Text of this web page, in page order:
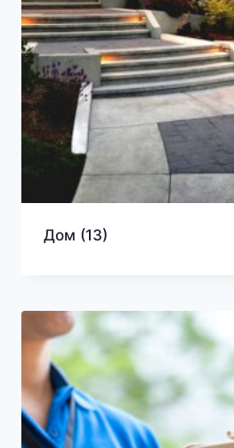
Дом (13)